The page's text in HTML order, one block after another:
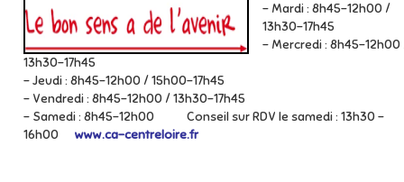
- Mardi : 8h45-12h00 /
13h30-17h45
- Mercredi : 8h45-12h00
13h30-17h45
- Jeudi : 8h45-12h00 / 15h00-17h45
- Vendredi : 8h45-12h00 / 13h30-17h45
- Samedi : 8h45-12h00 Conseil sur RDV le samedi : 13h30 -
16h00 www.ca-centreloire.fr